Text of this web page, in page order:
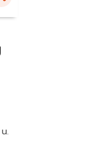
.